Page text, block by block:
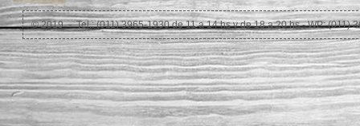
© 2019 - Tel.: (011) 3965-1930 de 11 a 14 hs y de 18 a 20 hs - WP: (011)